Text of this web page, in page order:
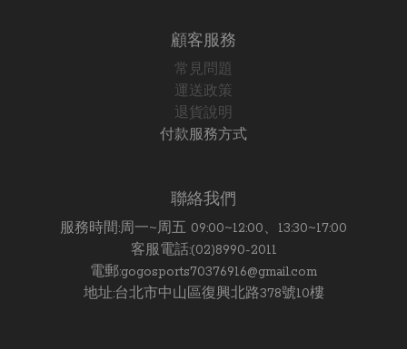
顧客服務
常見問題
運送政策
退貨說明
付款服務方式
聯絡我們
服務時間:周一~周五 09:00~12:00、13:30~17:00
客服電話:(02)8990-2011
電郵:gogosports70376916@gmail.com
地址:台北市中山區復興北路378號10樓